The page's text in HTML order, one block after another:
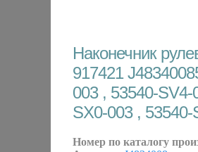
Наконечник
917421
003 , 53540-
SX0-003 , 53540-
Номер по каталогу